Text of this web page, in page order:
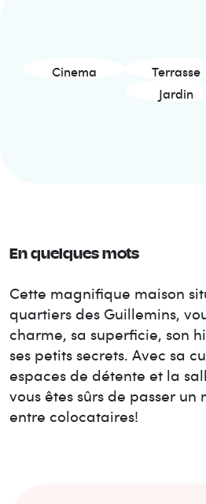
Cinema Terrasse
Jardin
En quelques mots
Cette magnifique maison
quartiers des Guillemins,
charme, sa superficie, son
ses petits secrets. Avec sa
espaces de détente et la
vous êtes sûrs de passer
entre colocataires!